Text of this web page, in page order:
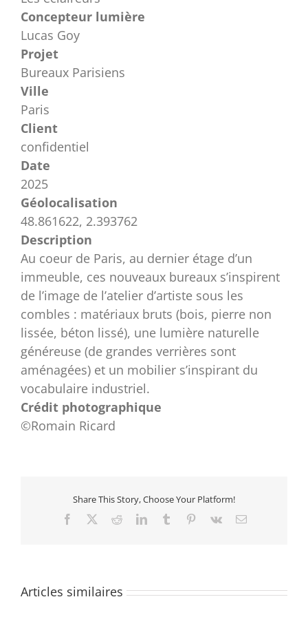
Concepteur lumière
Lucas Goy
Projet
Bureaux Parisiens
Ville
Paris
Client
confidentiel
Date
2025
Géolocalisation
48.861622, 2.393762
Description
Au coeur de Paris, au dernier étage d’un
immeuble, ces nouveaux bureaux s’inspirent
de l’image de l’atelier d’artiste sous les
combles : matériaux bruts (bois, pierre non
lissée, béton lissé), une lumière naturelle
généreuse (de grandes verrières sont
aménagées) et un mobilier s’inspirant du
vocabulaire industriel.
Crédit photographique
©Romain Ricard
Share This Story, Choose Your Platform!
Facebook RedditLinkedInTumblr Pinterest
Vk Email
Articles similaires